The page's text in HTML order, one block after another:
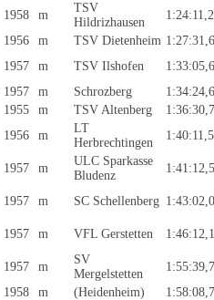
1958 m
TSV
Hildrizhausen
1956 m TSV Dietenheim
1957 m TSV Ilshofen
1957 m Schrozberg
1955 m TSV Altenberg
1956 m
LT
Herbrechtingen
1957 m
ULC Sparkasse
Bludenz
1957 m SC Schellenberg
1957 m VFL Gerstetten
1957 m
SV
Mergelstetten
1958 m (Heidenheim)